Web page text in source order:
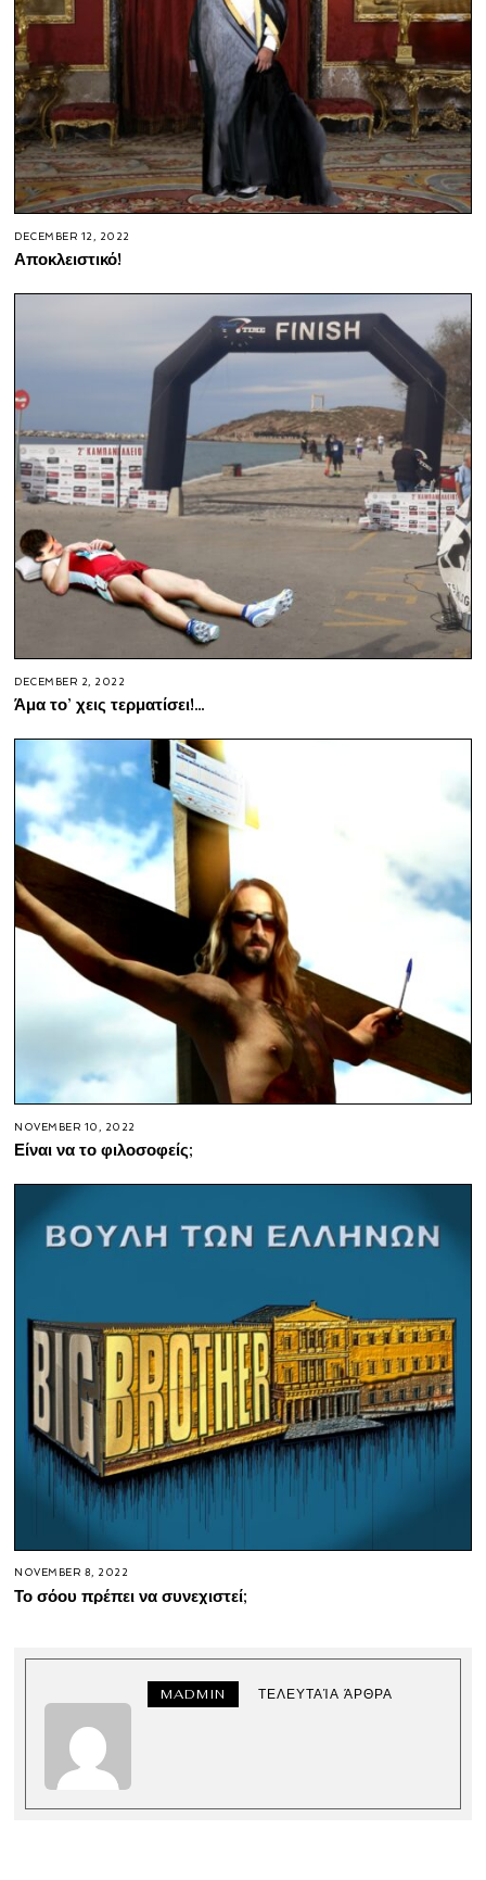
DECEMBER 12, 2022
Αποκλειστικό!
DECEMBER 2, 2022
Άμα το’ χεις τερματίσει!…
NOVEMBER 10, 2022
Είναι να το φιλοσοφείς;
NOVEMBER 8, 2022
Το σόου πρέπει να συνεχιστεί;
MADMIN ΤΕΛΕΥΤΑΊΑ ΆΡΘΡΑ